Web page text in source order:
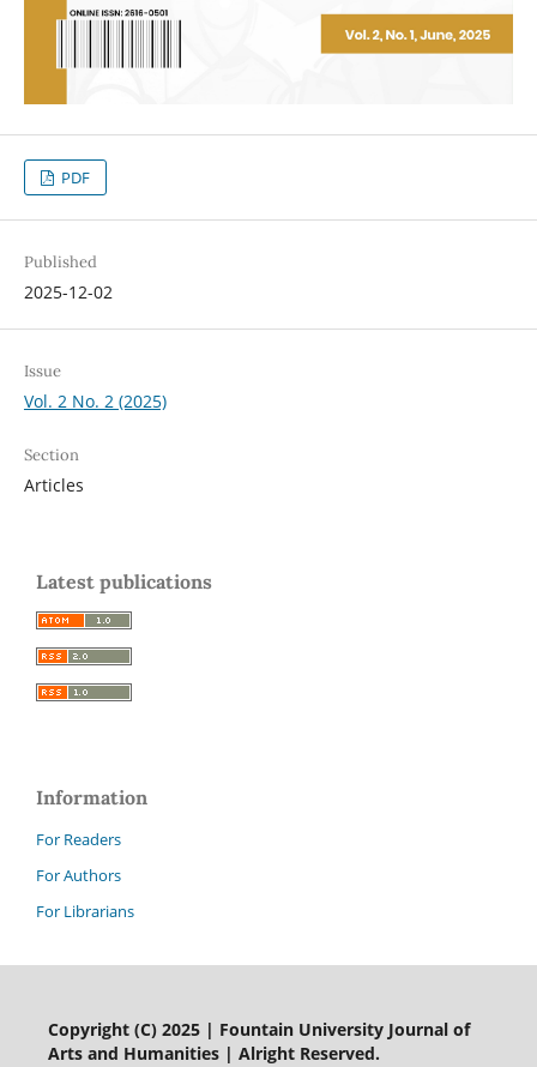
PDF
Published
2025-12-02
Issue
Vol. 2 No. 2 (2025)
Section
Articles
Latest publications
Information
For Readers
For Authors
For Librarians
Copyright (C) 2025 | Fountain University Journal of
Arts and Humanities | Alright Reserved.